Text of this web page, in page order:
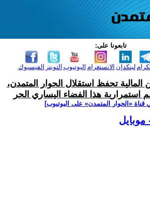
تابعونا على:
الفيسبوك التويتر اليوتيوب الانستغرام لينكدإن
المالية تحفظ استقلال الحوار المتمدن،
استمرارية هذا الفضاء اليساري الحر
‫«الحوار المتمدن» على اليوتيوب]
موبايل